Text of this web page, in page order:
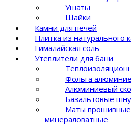
Ушаты
Шайки
Камни для печей
Плитка из натурального
Гималайская соль
Утеплители для бани
Фольга
Алюминиевый
Базальтовые
Маты прошивные
минераловатные